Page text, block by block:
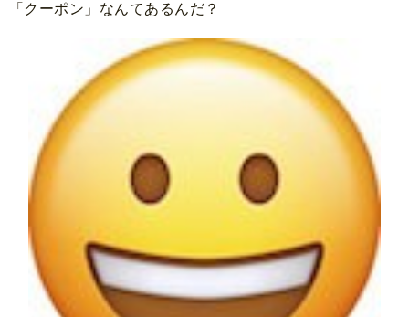
「クーポン」なんてあるんだ？